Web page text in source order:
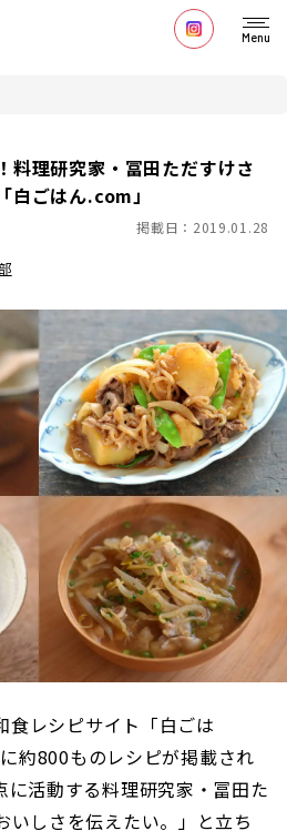
Menu
料理研究家・冨田ただすけさ
白ごはん.com」
掲載日：2019.01.28
食レシピサイト「白ごは
約800ものレシピが掲載され
に活動する料理研究家・冨田た
いしさを伝えたい。」と立ち